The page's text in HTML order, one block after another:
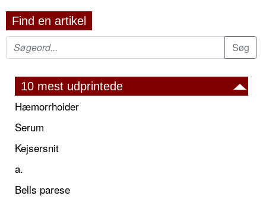
Find en artikel
10 mest udprintede
Hæmorrhoider
Serum
Kejsersnit
a.
Bells parese